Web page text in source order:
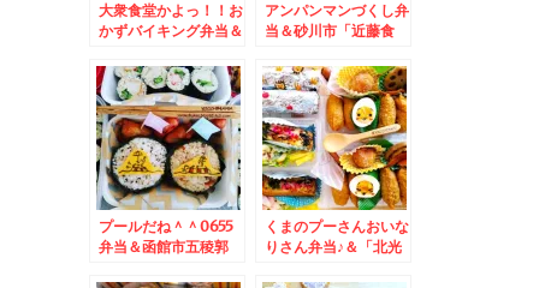
大衆食堂かよっ！！お
かずバイキング弁当＆
っごい久々「丸亀製
麺」さんの店舗限定
「山菜うどん」(*´艸
`*)
アンパンマンづくし弁
当＆砂川市「近藤食
菜 美唄～三笠～砂川
～由仁町など近郊で購
入できます(*´艸`*)
プールだね＾＾0655
弁当＆函館市五稜郭
くまのプーさんおいな
りさん弁当♪＆「北光